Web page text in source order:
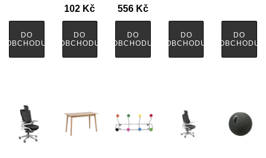
DO
OBCHODU
102 Kč
DO
OBCHODU
556 Kč
DO
OBCHODU
DO
OBCHODU
DO
OBCHODU